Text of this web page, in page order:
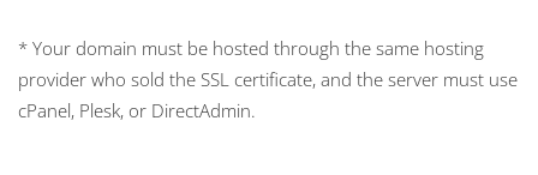
* Your domain must be hosted through the same hosting
provider who sold the SSL certificate, and the server must use
cPanel, Plesk, or DirectAdmin.